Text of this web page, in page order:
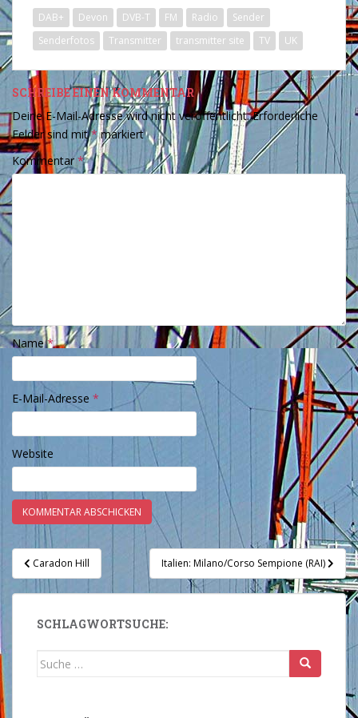
DAB+ Devon DVB-T FM Radio
Sender
Senderfotos
Transmitter transmitter site TV UK
SCHREIBE EINEN KOMMENTAR
Deine E-Mail-Adresse wird nicht veröffentlicht. Erforderliche
Felder sind mit*markiert
Kommentar*
Name*
E-Mail-Adresse *
Website
Beitragsnavigation
Caradon Hill Italien: Milano/Corso Sempione (RAI)
SCHLAGWORTSUCHE:
Suche